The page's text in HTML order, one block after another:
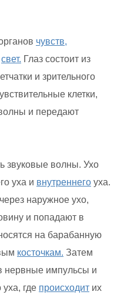
чувств,
свет. Глаз состоит из
и зрительного
клетки,
и передают
звуковые волны. Ухо
уха и внутреннего уха.
наружное ухо,
и попадают в
на барабанную
косточкам. Затем
нервные импульсы и
уха, где происходит их